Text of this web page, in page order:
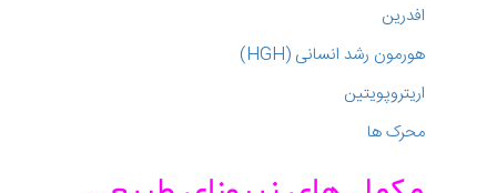
افدرین
هورمون رشد انسانی (HGH)
اریتروپویتین
محرک ها